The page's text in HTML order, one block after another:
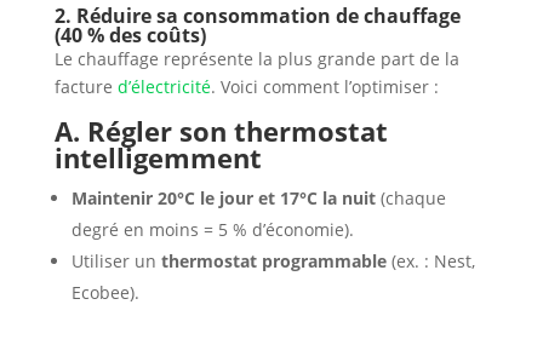
2. Réduire sa consommation de chauffage
(40 % des coûts)
Le chauffage représente la plus grande part de la
facture d’électricité. Voici comment l’optimiser :
A. Régler son thermostat
intelligemment
Maintenir 20°C le jour et 17°C la nuit(chaque
degré en moins = 5 % d’économie).
Utiliser un thermostat programmable(ex. : Nest,
Ecobee).